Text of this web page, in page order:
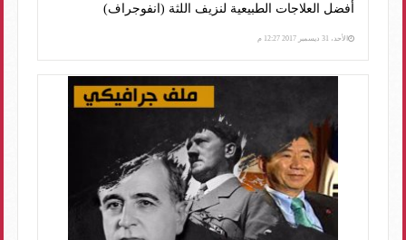
أفضل العلاجات الطبيعية لنزيف اللثة (انفوجراف)
الأحد، 31 ديسمبر 2017 12:27 م